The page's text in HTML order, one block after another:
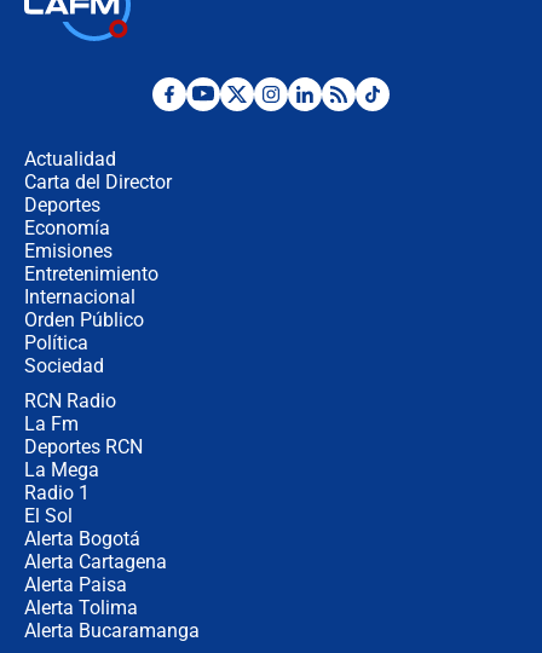
Desde dermatitis hasta infecciones:
Actualidad
Carta del Director
Deportes
Economía
Emisiones
Entretenimiento
Internacional
Orden Público
Política
Sociedad
RCN Radio
La Fm
Deportes RCN
La Mega
Radio 1
El Sol
Alerta Bogotá
Alerta Cartagena
Alerta Paisa
Alerta Tolima
Alerta Bucaramanga